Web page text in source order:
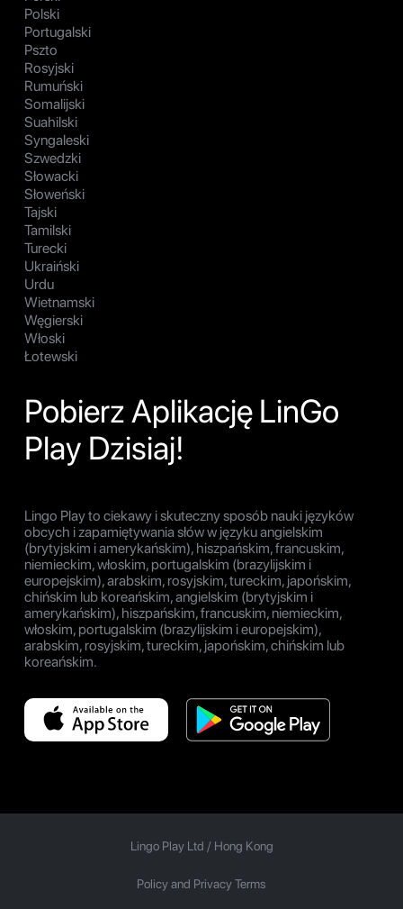
Polski
Portugalski
Pszto
Rosyjski
Rumuński
Somalijski
Suahilski
Syngaleski
Szwedzki
Słowacki
Słoweński
Tajski
Tamilski
Turecki
Ukraiński
Urdu
Wietnamski
Węgierski
Włoski
Łotewski
Pobierz Aplikację LinGo
Play Dzisiaj!
Lingo Play to ciekawy i skuteczny sposób nauki języków
obcych i zapamiętywania słów w języku angielskim
(brytyjskim i amerykańskim), hiszpańskim, francuskim,
niemieckim, włoskim, portugalskim (brazylijskim i
europejskim), arabskim, rosyjskim, tureckim, japońskim,
chińskim lub koreańskim, angielskim (brytyjskim i
amerykańskim), hiszpańskim, francuskim, niemieckim,
włoskim, portugalskim (brazylijskim i europejskim),
arabskim, rosyjskim, tureckim, japońskim, chińskim lub
koreańskim.
Lingo Play Ltd / Hong Kong
Policy and Privacy Terms